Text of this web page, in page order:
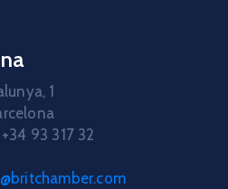
1
93 317 32